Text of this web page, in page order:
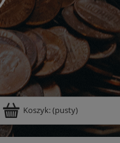
Koszyk:(pusty)